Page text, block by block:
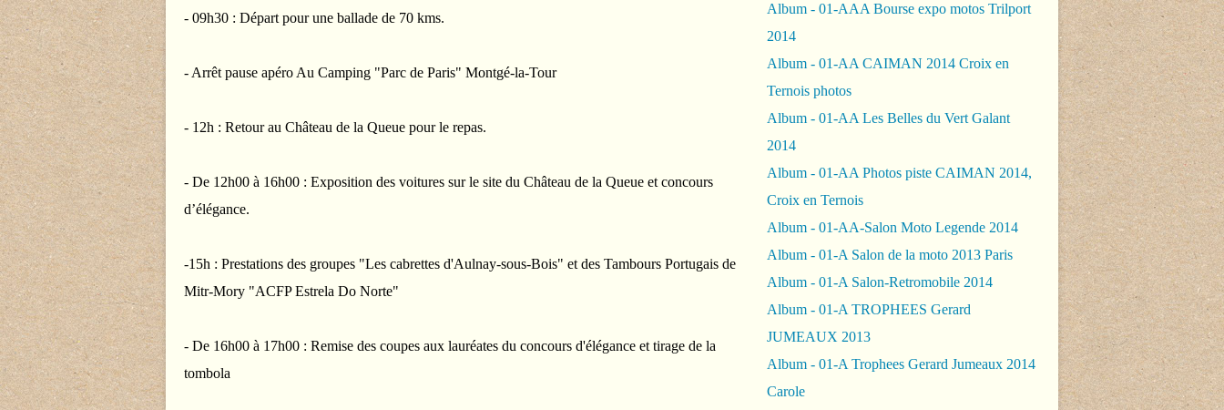
- 09h30 : Départ pour une ballade de 70 kms.
- Arrêt pause apéro Au Camping "Parc de Paris" Montgé-la-Tour
- 12h : Retour au Château de la Queue pour le repas.
- De 12h00 à 16h00 : Exposition des voitures sur le site du Château de la Queue et concours
d’élégance.
-15h : Prestations des groupes "Les cabrettes d'Aulnay-sous-Bois" et des Tambours Portugais de
Mitr-Mory "ACFP Estrela Do Norte"
- De 16h00 à 17h00 : Remise des coupes aux lauréates du concours d'élégance et tirage de la
tombola
Album - 01-AAA Bourse expo motos Trilport
2014
Album - 01-AA CAIMAN 2014 Croix en
Ternois photos
Album - 01-AA Les Belles du Vert Galant
2014
Album - 01-AA Photos piste CAIMAN 2014,
Croix en Ternois
Album - 01-AA-Salon Moto Legende 2014
Album - 01-A Salon de la moto 2013 Paris
Album - 01-A Salon-Retromobile 2014
Album - 01-A TROPHEES Gerard
JUMEAUX 2013
Album - 01-A Trophees Gerard Jumeaux 2014
Carole